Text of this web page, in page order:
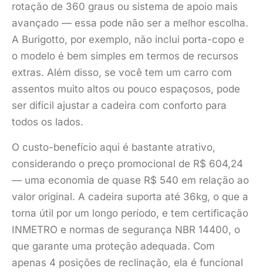
rotação de 360 graus ou sistema de apoio mais
avançado — essa pode não ser a melhor escolha.
A Burigotto, por exemplo, não inclui porta-copo e
o modelo é bem simples em termos de recursos
extras. Além disso, se você tem um carro com
assentos muito altos ou pouco espaçosos, pode
ser difícil ajustar a cadeira com conforto para
todos os lados.
O custo-benefício aqui é bastante atrativo,
considerando o preço promocional de R$ 604,24
— uma economia de quase R$ 540 em relação ao
valor original. A cadeira suporta até 36kg, o que a
torna útil por um longo período, e tem certificação
INMETRO e normas de segurança NBR 14400, o
que garante uma proteção adequada. Com
apenas 4 posições de reclinação, ela é funcional